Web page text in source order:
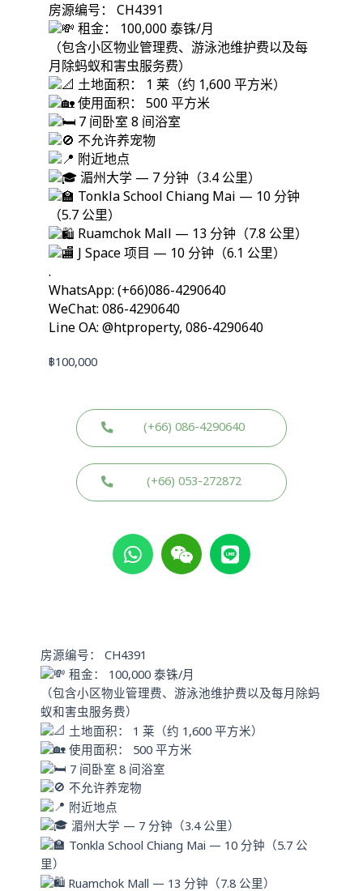
房源编号： CH4391
租金： 100,000 泰铢/月
（包含小区物业管理费、游泳池维护费以及每
月除蚂蚁和害虫服务费）
土地面积： 1 莱（约 1,600 平方米）
使用面积： 500 平方米
7 间卧室 8 间浴室
不允许养宠物
附近地点
湄州大学 — 7 分钟（3.4 公里）
Tonkla School Chiang Mai — 10 分钟
（5.7 公里）
Ruamchok Mall — 13 分钟（7.8 公里）
J Space 项目 — 10 分钟（6.1 公里）
.
WhatsApp: (+66)086-4290640
WeChat: 086-4290640
Line OA: @htproperty, 086-4290640
฿100,000
(+66) 086-4290640
(+66) 053-272872
W
h
a
p
p
W
e
i
L
i
n
房源编号： CH4391
租金： 100,000 泰铢/月
（包含小区物业管理费、游泳池维护费以及每月除蚂
蚁和害虫服务费）
土地面积： 1 莱（约 1,600 平方米）
使用面积： 500 平方米
7 间卧室 8 间浴室
不允许养宠物
附近地点
湄州大学 — 7 分钟（3.4 公里）
Tonkla School Chiang Mai — 10 分钟（5.7 公
里）
Ruamchok Mall — 13 分钟（7.8 公里）